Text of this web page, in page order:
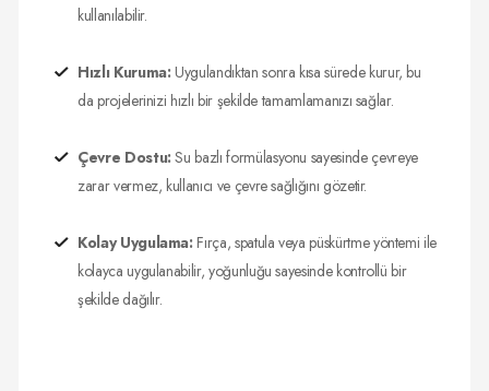
kullanılabilir.
Hızlı Kuruma: Uygulandıktan sonra kısa sürede kurur, bu
da projelerinizi hızlı bir şekilde tamamlamanızı sağlar.
Çevre Dostu: Su bazlı formülasyonu sayesinde çevreye
zarar vermez, kullanıcı ve çevre sağlığını gözetir.
Kolay Uygulama: Fırça, spatula veya püskürtme yöntemi ile
kolayca uygulanabilir, yoğunluğu sayesinde kontrollü bir
şekilde dağılır.